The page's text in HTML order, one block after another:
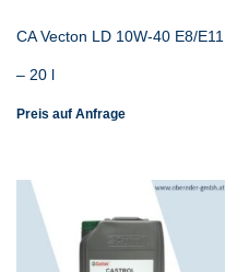
CA Vecton LD 10W-40 E8/E11
– 20 l
Preis auf Anfrage